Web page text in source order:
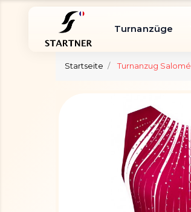
Turnanzüge
Startseite Turnanzug Salomé